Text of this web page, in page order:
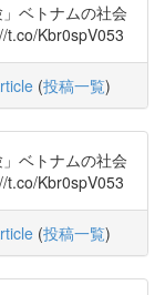
ベトナムの社会
t.co/Kbr0spV053
(投稿一覧)
ベトナムの社会
t.co/Kbr0spV053
(投稿一覧)